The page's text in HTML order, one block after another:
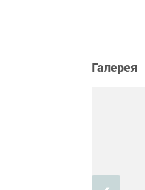
Галерея